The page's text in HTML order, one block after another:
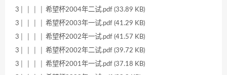
3│ │ │ │ 希望杯2004年二试.pdf (33.89 KB)
3│ │ │ │ 希望杯2003年一试.pdf (41.29 KB)
3│ │ │ │ 希望杯2002年一试.pdf (41.57 KB)
3│ │ │ │ 希望杯2002年二试.pdf (39.72 KB)
3│ │ │ │ 希望杯2001年一试.pdf (37.18 KB)